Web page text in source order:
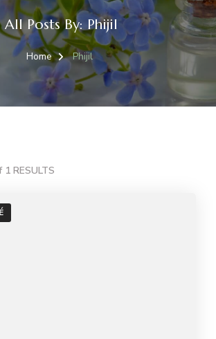
All Posts By: Phijil
Home Phijil
RESULTS